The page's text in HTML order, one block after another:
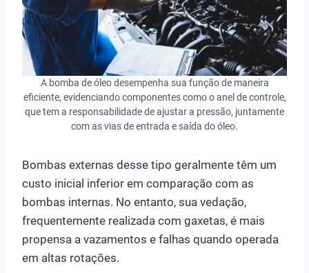
A bomba de óleo desempenha sua função de maneira
eficiente, evidenciando componentes como o anel de controle,
que tem a responsabilidade de ajustar a pressão, juntamente
com as vias de entrada e saída do óleo.
Bombas externas desse tipo geralmente têm um
custo inicial inferior em comparação com as
bombas internas. No entanto, sua vedação,
frequentemente realizada com gaxetas, é mais
propensa a vazamentos e falhas quando operada
em altas rotações.